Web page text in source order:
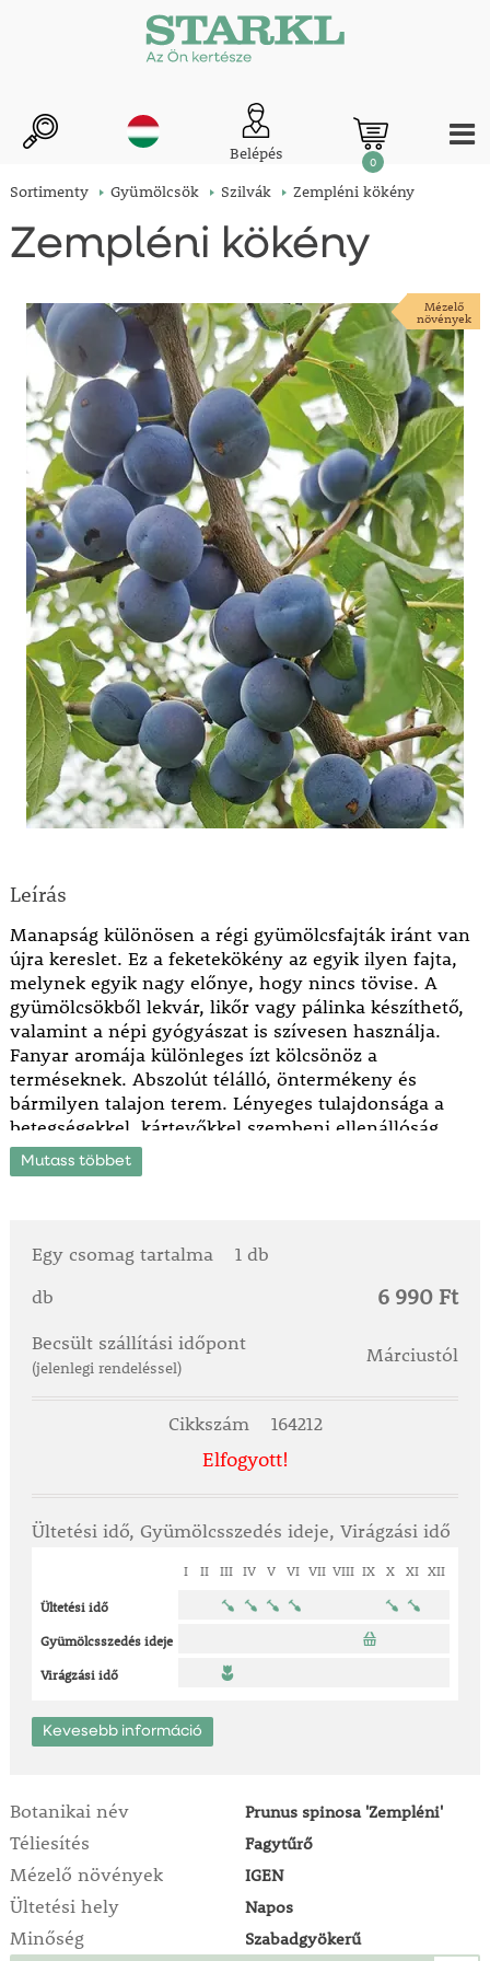
Belépés 0
Sortimenty Gyümölcsök Szilvák Zempléni kökény
Zempléni kökény
Mézelő
növények
Leírás
Manapság különösen a régi gyümölcsfajták iránt van
újra kereslet. Ez a feketekökény az egyik ilyen fajta,
melynek egyik nagy előnye, hogy nincs tövise. A
gyümölcsökből lekvár, likőr vagy pálinka készíthető,
valamint a népi gyógyászat is szívesen használja.
Fanyar aromája különleges ízt kölcsönöz a
terméseknek. Abszolút télálló, öntermékeny és
bármilyen talajon terem. Lényeges tulajdonsága a
betegségekkel, kártevőkkel szembeni ellenállóság,
ami bio termesztésre is alkalmassá teszi. Hideghatás
nélkül is élvezhető az íze. Tavaszi virágzásakor illatos
Mutass többet
Egy csomag tartalma
1 db
db
6 990 Ft
Becsült szállítási időpont
(jelenlegi rendeléssel)
Márciustól
Cikkszám 164212
Elfogyott!
Ültetési idő, Gyümölcsszedés ideje, Virágzási idő
I II III IV V VI VII VIII IX X XI XII
Ültetési idő
Gyümölcsszedés ideje
Virágzási idő
Kevesebb információ
Botanikai név Prunus spinosa 'Zempléni'
Téliesítés Fagytűrő
Mézelő növények IGEN
Ültetési hely Napos
Minőség Szabadgyökerű